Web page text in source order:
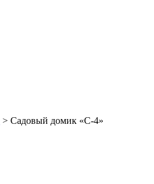
> Садовый домик «С-4»